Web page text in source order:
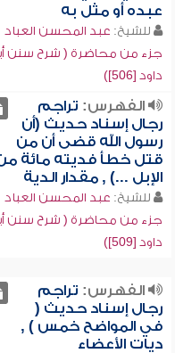
عبده أو مثل به
للشيخ: عبد المحسن العباد
جزء من محاضرة ( شرح سنن
داود [506])
الفهرس: تراجم
رجال إسناد حديث (أن
رسول الله قضى أن من
قتل خطأ فديته مائة
الإبل ...) , مقدار الدية
للشيخ: عبد المحسن العباد
جزء من محاضرة ( شرح سنن
داود [509])
الفهرس: تراجم
رجال إسناد حديث (
في المواضح خمس ) ,
ديات الأعضاء